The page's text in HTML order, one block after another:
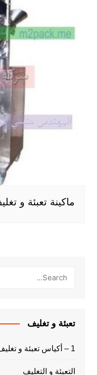
ماكينة تعبئة و
تعبئة و تغليف
1 – أكياس تعبئة و تغليف
التعبئة و التغليف